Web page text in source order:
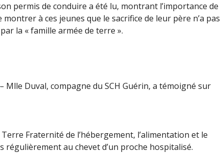
permis de conduire a été lu, montrant l’importance de
montrer à ces jeunes que le sacrifice de leur père n’a pas
la « famille armée de terre ».
– Mlle Duval, compagne du SCH Guérin, a témoigné sur
Fraternité de l’hébergement, l’alimentation et le
au chevet d’un proche hospitalisé.